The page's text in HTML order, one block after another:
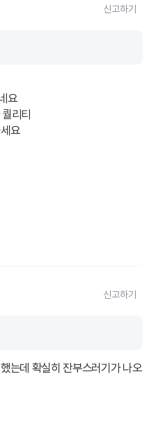
신고하기
요
리티
요
신고하기
는데 확실히 잔부스러기가 나오